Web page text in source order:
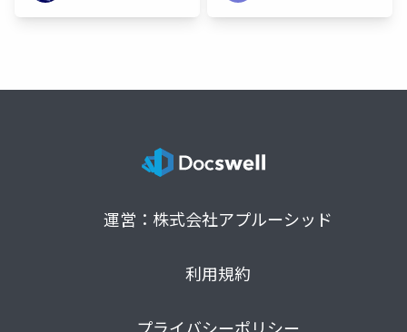
運営：株式会社アプルーシッド
利用規約
プライバシーポリシー